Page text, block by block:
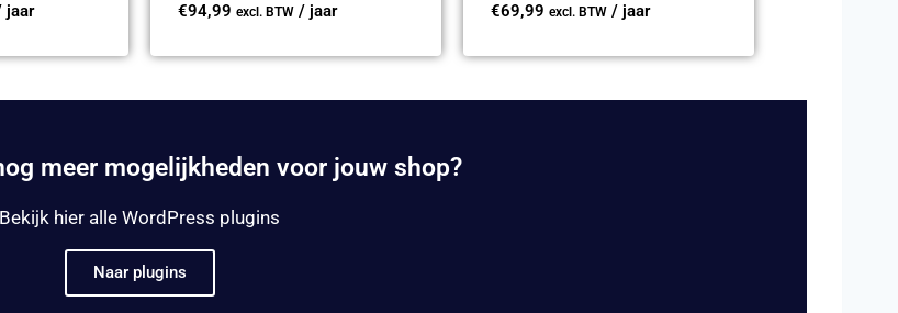
€94,99 excl. BTW/ jaar €69,99 excl. BTW/ jaar
meer mogelijkheden voor jouw shop?
Bekijk hier alle WordPress plugins
Naar plugins